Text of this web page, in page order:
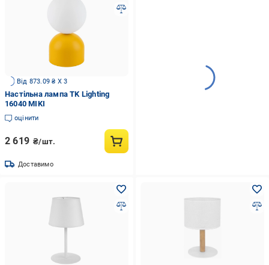
Від 873.09 ₴ X 3
Настільна лампа TK Lighting
16040 MIKI
оцінити
2 619 ₴/шт.
Доставимо